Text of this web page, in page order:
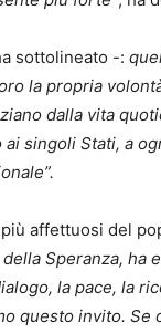
sottolineato -:
la propria
dalla vita
singoli Stati, a
affettuosi del
Speranza, ha
la pace, la
questo invito.